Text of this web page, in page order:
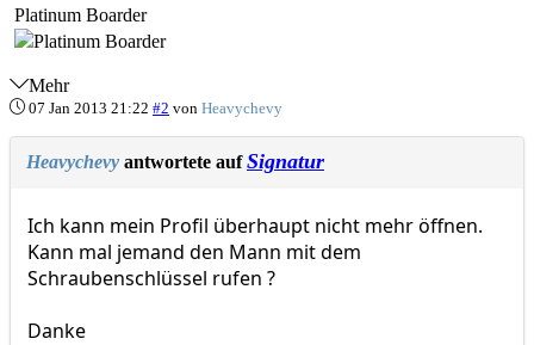
Platinum Boarder
Mehr
07 Jan 2013 21:22 #2 von Heavychevy
Heavychevy antwortete aufSignatur
Ich kann mein Profil überhaupt nicht mehr öffnen.
Kann mal jemand den Mann mit dem
Schraubenschlüssel rufen ?
Danke